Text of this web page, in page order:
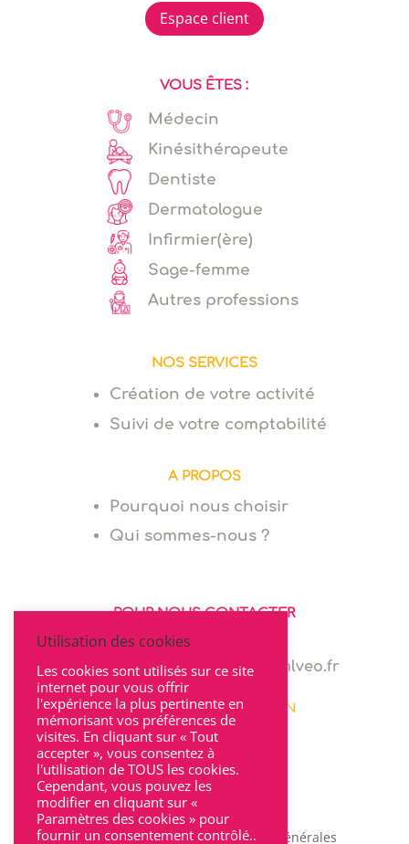
Espace client
VOUS ÊTES :
Médecin
Kinésithérapeute
Dentiste
Dermatologue
Infirmier(ère)
Sage-femme
Autres professions
NOS SERVICES
Création de votre activité
Suivi de votre comptabilité
A PROPOS
Pourquoi nous choisir
Qui sommes-nous ?
POUR NOUS CONTACTER
06 64 94 03 68
marie.levionnois@cabinet-mlveo.fr
22 rue Seguin 69002 LYON
Mentions légales|Conditions Générales
Utilisation des cookies
Les cookies sont utilisés sur ce site
internet pour vous offrir
l'expérience la plus pertinente en
mémorisant vos préférences de
visites. En cliquant sur « Tout
accepter », vous consentez à
l'utilisation de TOUS les cookies.
Cependant, vous pouvez les
modifier en cliquant sur «
Paramètres des cookies » pour
fournir un consentement contrôlé..